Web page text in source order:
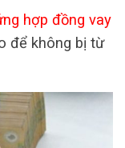
hợp đồng vay
để không bị từ